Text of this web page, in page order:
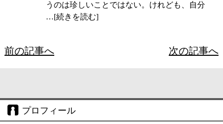
うのは珍しいことではない。けれども、自分
…[続きを読む]
前の記事へ 次の記事へ
プロフィール